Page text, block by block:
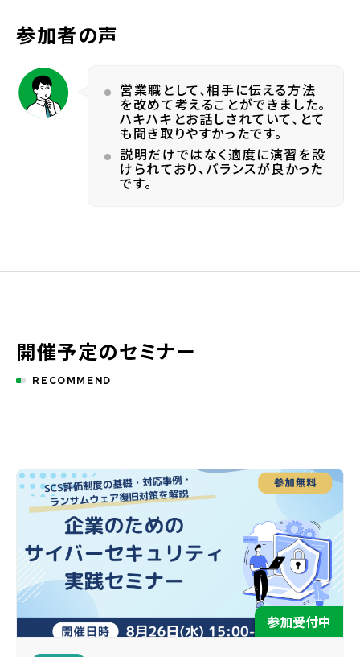
参加者の声
営業職として、相手に伝える方法
を改めて考えることができました。
ハキハキとお話しされていて、とて
も聞き取りやすかったです。
説明だけではなく適度に演習を設
けられており、バランスが良かった
です。
開催予定のセミナー
RECOMMEND
参加受付中